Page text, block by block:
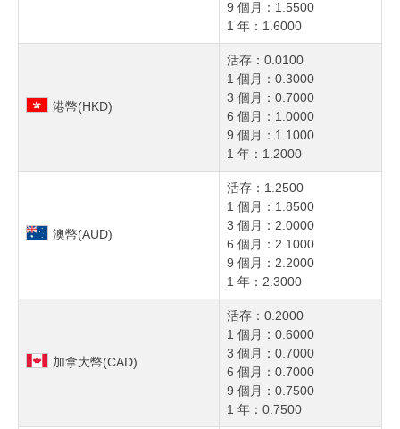
9 個月：1.5500
1 年：1.6000
港幣(HKD)
活存：0.0100
1 個月：0.3000
3 個月：0.7000
6 個月：1.0000
9 個月：1.1000
1 年：1.2000
澳幣(AUD)
活存：1.2500
1 個月：1.8500
3 個月：2.0000
6 個月：2.1000
9 個月：2.2000
1 年：2.3000
加拿大幣(CAD)
活存：0.2000
1 個月：0.6000
3 個月：0.7000
6 個月：0.7000
9 個月：0.7500
1 年：0.7500